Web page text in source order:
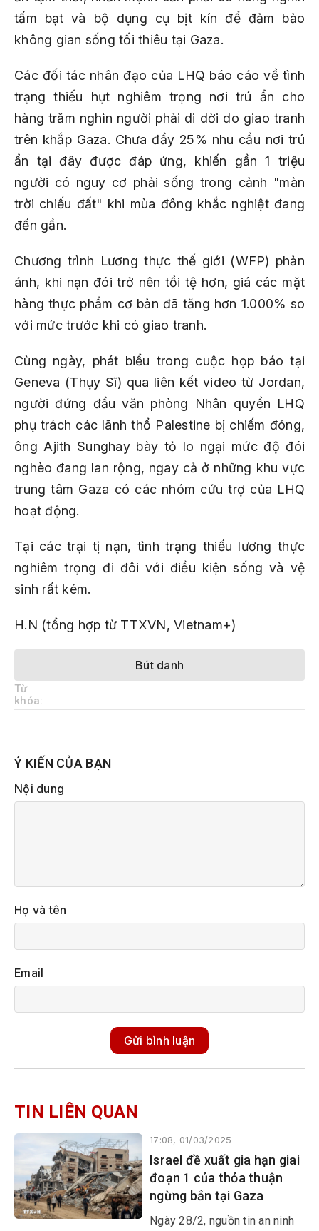
tấm bạt và bộ dụng cụ bịt kín để đảm bảo
không gian sống tối thiêu tại Gaza.
Các đối tác nhân đạo của LHQ báo cáo về tình
trạng thiếu hụt nghiêm trọng nơi trú ẩn cho
hàng trăm nghìn người phải di dời do giao tranh
trên khắp Gaza. Chưa đầy 25% nhu cầu nơi trú
ẩn tại đây được đáp ứng, khiến gần 1 triệu
người có nguy cơ phải sống trong cảnh "màn
trời chiếu đất" khi mùa đông khắc nghiệt đang
đến gần.
Chương trình Lương thực thế giới (WFP) phản
ánh, khi nạn đói trở nên tồi tệ hơn, giá các mặt
hàng thực phẩm cơ bản đã tăng hơn 1.000% so
với mức trước khi có giao tranh.
Cùng ngày, phát biểu trong cuộc họp báo tại
Geneva (Thụy Sĩ) qua liên kết video từ Jordan,
người đứng đầu văn phòng Nhân quyền LHQ
phụ trách các lãnh thổ Palestine bị chiếm đóng,
ông Ajith Sunghay bày tỏ lo ngại mức độ đói
nghèo đang lan rộng, ngay cả ở những khu vực
trung tâm Gaza có các nhóm cứu trợ của LHQ
hoạt động.
Tại các trại tị nạn, tình trạng thiếu lương thực
nghiêm trọng đi đôi với điều kiện sống và vệ
sinh rất kém.
H.N (tổng hợp từ TTXVN, Vietnam+)
Bút danh
Từ
khóa:
Ý KIẾN CỦA BẠN
Nội dung
Họ và tên
Email
Gửi bình luận
TIN LIÊN QUAN
17:08, 01/03/2025
Israel đề xuất gia hạn giai
đoạn 1 của thỏa thuận
ngừng bắn tại Gaza
Ngày 28/2, nguồn tin an ninh